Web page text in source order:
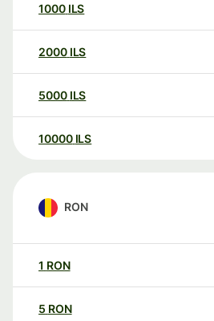
1000 ILS
2000 ILS
5000 ILS
10000 ILS
RON
1 RON
5 RON